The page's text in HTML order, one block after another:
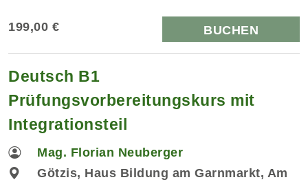
199,00 € BUCHEN
Deutsch B1
Prüfungsvorbereitungskurs mit
Integrationsteil
Mag. Florian Neuberger
Götzis, Haus Bildung am Garnmarkt, Am